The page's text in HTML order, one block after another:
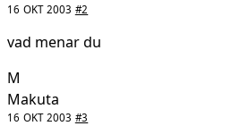
16 OKT 2003 #2
vad menar du
M
Makuta
16 OKT 2003 #3